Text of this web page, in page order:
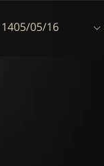
1405/05/16